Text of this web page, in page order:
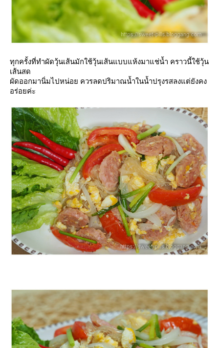
ทุกครั้งที่ทำผัดวุ้นเส้นมักใช้วุ้นเส้นแบบแห้งมาแช่น้ำ คราวนี้ใช้วุ้น
เส้นสด
ผัดออกมานิ่มไปหน่อย ควรลดปริมาณน้ำในน้ำปรุงรสลงแต่ยังคง
อร่อยค่ะ